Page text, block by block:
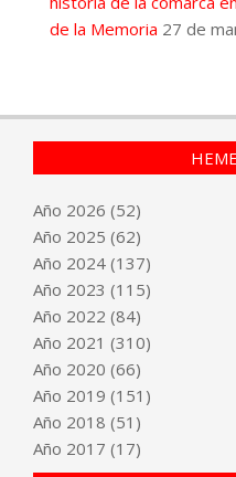
de la Memoria 27 de
Año 2026 (52)
Año 2025 (62)
Año 2024 (137)
Año 2023 (115)
Año 2022 (84)
Año 2021 (310)
Año 2020 (66)
Año 2019 (151)
Año 2018 (51)
Año 2017 (17)